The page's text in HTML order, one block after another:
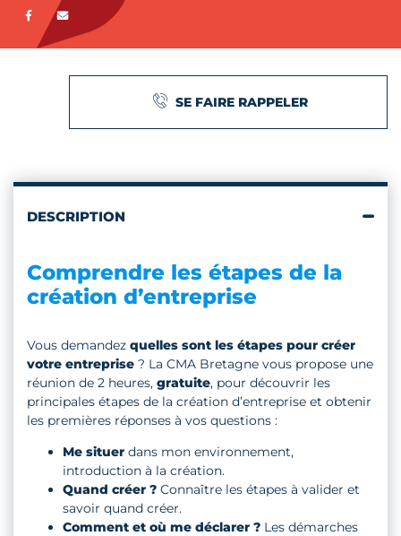
Partager sur Facebook
ENVOYER PAR E-MAIL
SE FAIRE RAPPELER
DESCRIPTION
Comprendre les étapes de la
création d’entreprise
Vous demandez quelles sont les étapes pour créer
votre entreprise ? La CMA Bretagne vous propose une
réunion de 2 heures, gratuite, pour découvrir les
principales étapes de la création d’entreprise et obtenir
les premières réponses à vos questions :
Me situer dans mon environnement,
introduction à la création.
Quand créer ? Connaître les étapes à valider et
savoir quand créer.
Comment et où me déclarer ? Les démarches